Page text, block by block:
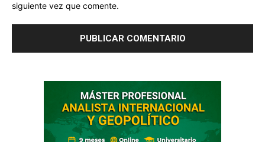
siguiente vez que comente.